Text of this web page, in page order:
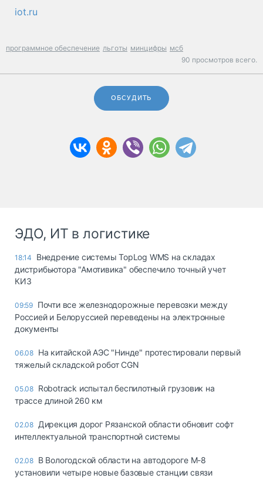
iot.ru
программное обеспечение льготы минцифры мсб
90 просмотров всего.
ОБСУДИТЬ
ЭДО, ИТ в логистике
18:14
Внедрение системы TopLog WMS на складах
дистрибьютора "Амотивика" обеспечило точный учет
КИЗ
09:59 Почти все железнодорожные перевозки между
Россией и Белоруссией переведены на электронные
документы
06.08 На китайской АЭС "Нинде" протестировали первый
тяжелый складской робот CGN
05.08 Robotrack испытал беспилотный грузовик на
трассе длиной 260 км
02.08 Дирекция дорог Рязанской области обновит софт
интеллектуальной транспортной системы
02.08 В Вологодской области на автодороге М-8
установили четыре новые базовые станции связи